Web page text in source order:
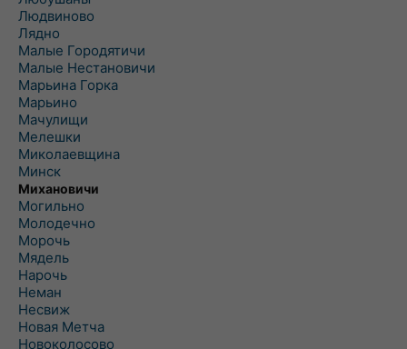
Людвиново
Лядно
Малые Городятичи
Малые Нестановичи
Марьина Горка
Марьино
Мачулищи
Мелешки
Миколаевщина
Минск
Михановичи
Могильно
Молодечно
Морочь
Мядель
Нарочь
Неман
Несвиж
Новая Метча
Новоколосово